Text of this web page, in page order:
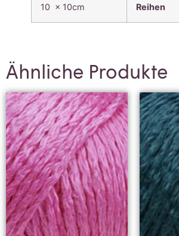
10 x 10cm
Reihen
Ähnliche Produkte